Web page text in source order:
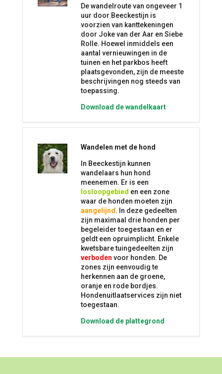
De wandelroute van ongeveer 1
uur door Beeckestijn is
voorzien van kanttekeningen
door Joke van der Aar en Siebe
Rolle. Hoewel inmiddels een
aantal vernieuwingen in de
tuinen en het parkbos heeft
plaatsgevonden, zijn de meeste
beschrijvingen nog steeds van
toepassing.
Download de wandelkaart
Wandelen met de hond
In Beeckestijn kunnen
wandelaars hun hond
meenemen. Er is een
losloopgebied en een zone
waar de honden moeten zijn
aangelijnd . In deze gedeelten
zijn maximaal drie honden per
begeleider toegestaan en er
geldt een opruimplicht. Enkele
kwetsbare tuingedeelten zijn
verboden voor honden. De
zones zijn eenvoudig te
herkennen aan de groene,
oranje en rode bordjes.
Hondenuitlaatservices zijn niet
toegestaan.
Download de plattegrond